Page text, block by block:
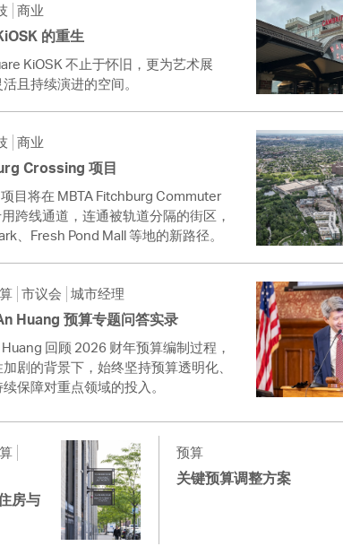
商业
的重生
KiOSK 不止于怀旧，更为艺术展
且持续演进的空间。
商业
Crossing 项目
目将在 MBTA Fitchburg Commuter
跨线通道，连通被轨道分隔的街区，
、Fresh Pond Mall 等地的新路径。
市议会 城市经理
Huang 预算专题问答实录
回顾 2026 财年预算编制过程，
剧的背景下，始终坚持预算透明化、
保障对重点领域的投入。
房与
预算
关键预算调整方案